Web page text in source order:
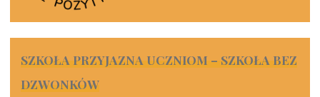
SZKOŁA PRZYJAZNA UCZNIOM – SZKOŁA BEZ
DZWONKÓW